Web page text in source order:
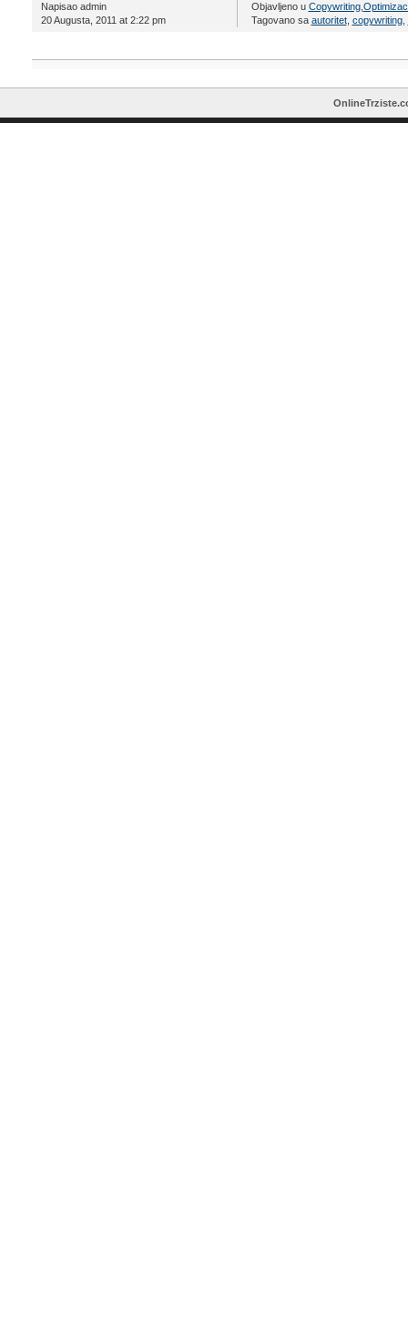
Napisao admin
20 Augusta, 2011 at 2:22 pm
Objavljeno u Copywriting,
Tagovano sa autoritet, copywriting,